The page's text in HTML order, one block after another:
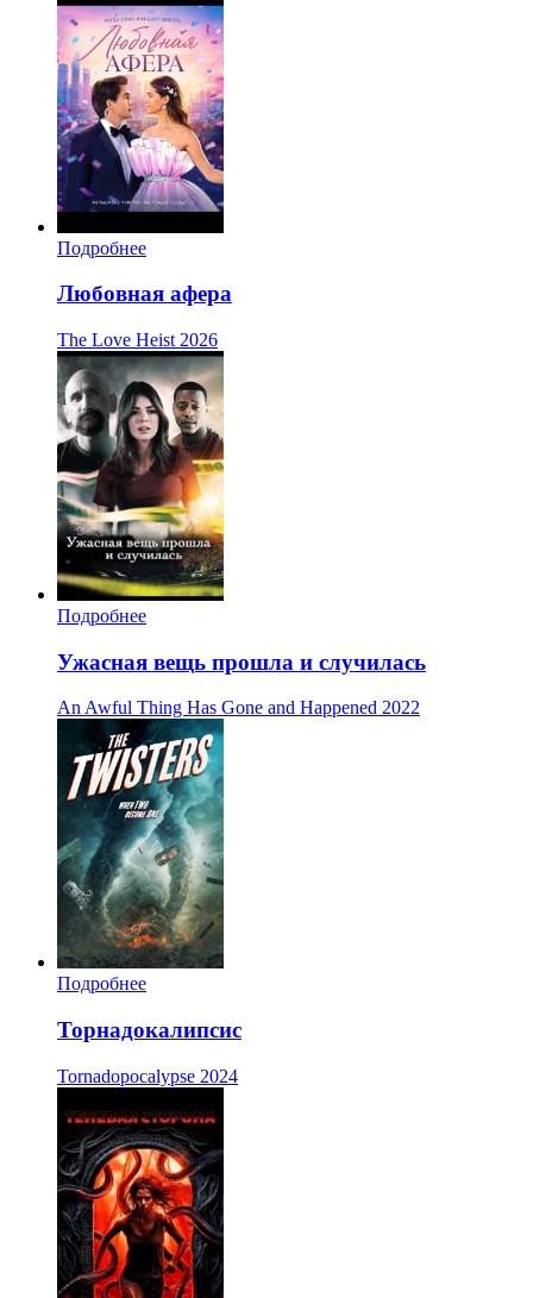
Подробнее
Любовная афера
The Love Heist 2026
Подробнее
Ужасная вещь прошла и случилась
An Awful Thing Has Gone and Happened 2022
Подробнее
Торнадокалипсис
Tornadopocalypse 2024